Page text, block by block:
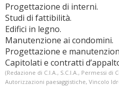
Progettazione di interni.
Studi di fattibilità.
Edifici in legno.
Manutenzione ai condomini.
Progettazione e
Capitolati e contratti
(Redazione di C.I.A., S.C.I.A., Permessi
Autorizzazioni paesaggistiche, Vincolo